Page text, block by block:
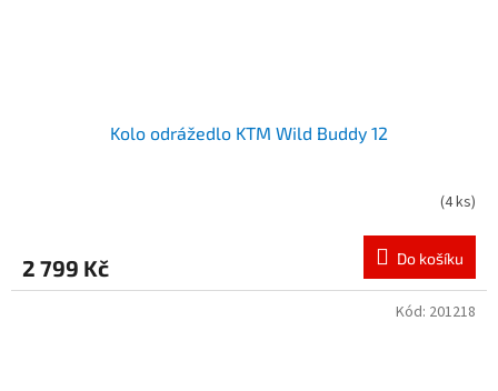
Kolo odrážedlo KTM Wild Buddy 12
(4 ks)
2 799 Kč Do košíku
Kód: 201218